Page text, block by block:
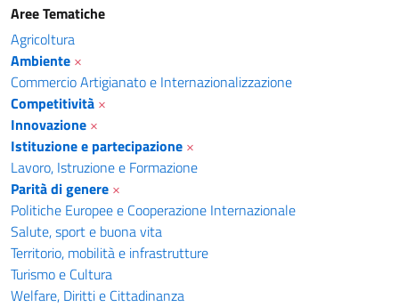
Catalogo bandi - Servizi Digitali Regione
Aree Tematiche
Agricoltura
Ambiente ×
Commercio Artigianato e Internazionalizzazione
Competitività ×
Innovazione ×
Istituzione e partecipazione ×
Lavoro, Istruzione e Formazione
Parità di genere ×
Politiche Europee e Cooperazione Internazionale
Salute, sport e buona vita
Territorio, mobilità e infrastrutture
Turismo e Cultura
Welfare, Diritti e Cittadinanza